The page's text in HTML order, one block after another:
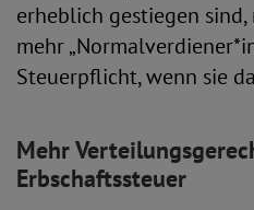
erheblich gestiegen
mehr
Steuerpflicht, wenn sie
Mehr
Erbschaftssteuer